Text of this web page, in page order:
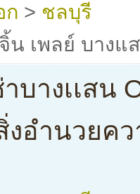
ก > ชลบุรี
น เพลย์ บางแ
บางเเสน
อํานวยค